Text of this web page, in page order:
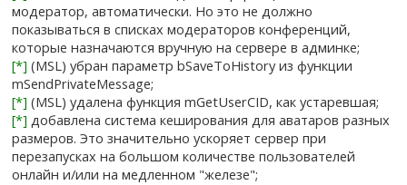
модератор, автоматически. Но это не должно
показываться в списках модераторов конференций,
которые назначаются вручную на сервере в админке;
[*] (MSL) убран параметр bSaveToHistory из функции
mSendPrivateMessage;
[*] (MSL) удалена функция mGetUserCID, как устаревшая;
[*] добавлена система кеширования для аватаров разных
размеров. Это значительно ускоряет сервер при
перезапусках на большом количестве пользователей
онлайн и/или на медленном "железе";